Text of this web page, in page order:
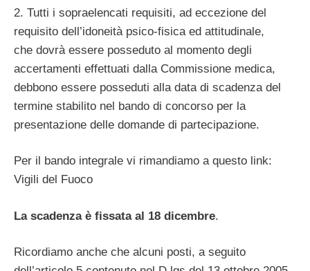
2. Tutti i sopraelencati requisiti, ad eccezione del
requisito dell’idoneità psico-fisica ed attitudinale,
che dovrà essere posseduto al momento degli
accertamenti effettuati dalla Commissione medica,
debbono essere posseduti alla data di scadenza del
termine stabilito nel bando di concorso per la
presentazione delle domande di partecipazione.
Per il bando integrale vi rimandiamo a questo link:
Vigili del Fuoco
La scadenza è fissata al 18 dicembre.
Ricordiamo anche che alcuni posti, a seguito